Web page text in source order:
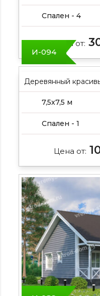
Спален - 4
Цена от:
И-094
Деревянный
7,5х7,5 м
Спален - 1
Цена от: